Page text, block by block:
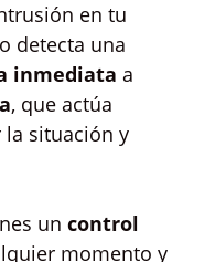
en tu
detecta una
inmediata a
, que actúa
situación y
un control
momento y